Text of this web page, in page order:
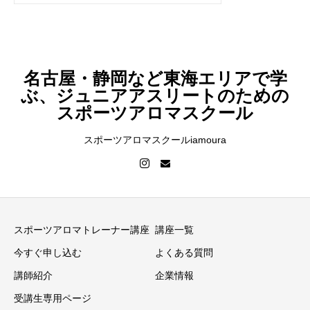
名古屋・静岡など東海エリアで学
ぶ、ジュニアアスリートのための
スポーツアロマスクール
スポーツアロマスクールiamoura
スポーツアロマトレーナー講座 講座一覧
今すぐ申し込む よくある質問
講師紹介 企業情報
受講生専用ページ